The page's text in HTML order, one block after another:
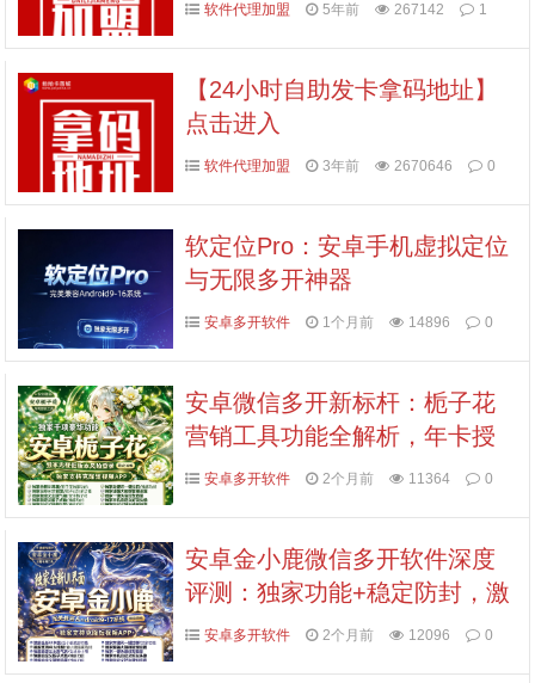
软件代理加盟 5年前 267142 1
【24小时自助发卡拿码地址】
点击进入
软件代理加盟 3年前 2670646 0
软定位Pro：安卓手机虚拟定位
与无限多开神器
安卓多开软件 1个月前 14896 0
安卓微信多开新标杆：栀子花
营销工具功能全解析，年卡授
权7天退换指南
安卓多开软件 2个月前 11364 0
安卓金小鹿微信多开软件深度
评测：独家功能+稳定防封，激
活码认准拍拍卡商城
安卓多开软件 2个月前 12096 0